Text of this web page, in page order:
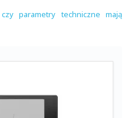
parametry techniczne mają